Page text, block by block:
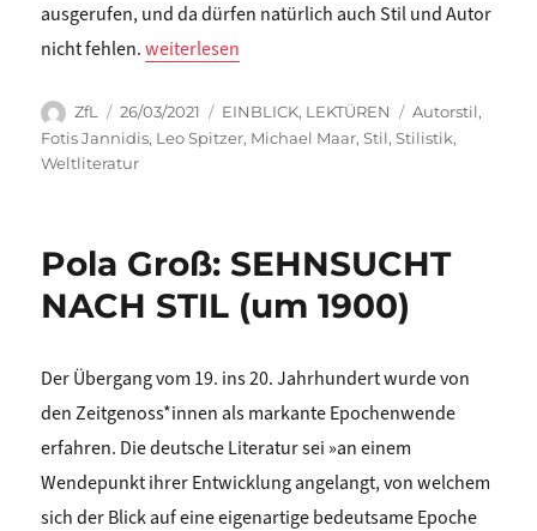
ausgerufen, und da dürfen natürlich auch Stil und Autor
nicht fehlen.„Claude Haas: WAS IST STIL UND WIE SAGT MAN
weiterlesen
Autor
ZfL
Veröffentlicht
am
26/03/2021 Kategorien
EINBLICK, LEKTÜREN Schlagwörter
Autorstil,
Fotis Jannidis, Leo Spitzer, Michael Maar,Stil,Stilistik,
Weltliteratur
Pola Groß: SEHNSUCHT
NACH STIL (um 1900)
Der Übergang vom 19. ins 20. Jahrhundert wurde von
den Zeitgenoss*innen als markante Epochenwende
erfahren. Die deutsche Literatur sei »an einem
Wendepunkt ihrer Entwicklung angelangt, von welchem
sich der Blick auf eine eigenartige bedeutsame Epoche